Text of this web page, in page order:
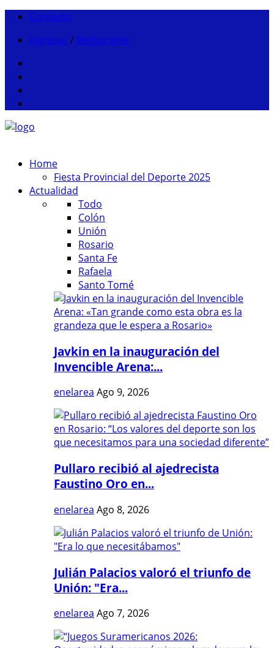
Contacto
Ingresar / Registrarse
Home
Fiesta Provincial del Deporte 2025
Actualidad
Todo
Colón
Unión
Rosario
Santa Fe
Rafaela
Santo Tomé
Javkin en la inauguración del
Invencible Arena:...
enelarea Ago 9, 2026
Pullaro recibió al ajedrecista
Faustino Oro en...
enelarea Ago 8, 2026
Julián Palacios valoró el triunfo de
Unión: "Era...
enelarea Ago 7, 2026